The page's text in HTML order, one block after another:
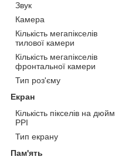
Звук
Камера
Кількість мегапікселів
тилової камери
Кількість мегапікселів
фронтальної камери
Тип роз'єму
Екран
Кількість пікселів на дюйм,
PPI
Тип екрану
Пам'ять